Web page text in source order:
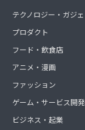
基本的に主宰
が、遠くの方
オフ会は別途参
詳細はPay
負担とさせて頂
テクノロジー・ガジ
プロダクト
フード・飲食店
アニメ・漫画
ファッション
ゲーム・サービス開発
ビジネス・起業